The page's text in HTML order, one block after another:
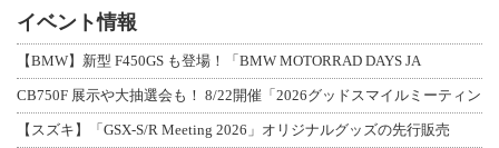
イベント情報
【BMW】新型 F450GS も登場！「BMW MOTORRAD DAYS JA
CB750F 展示や大抽選会も！ 8/22開催「2026グッドスマイルミーティン
【スズキ】「GSX-S/R Meeting 2026」オリジナルグッズの先行販売